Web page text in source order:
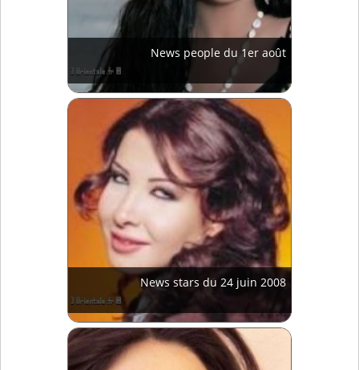
News people du 1er août
News stars du 24 juin 2008